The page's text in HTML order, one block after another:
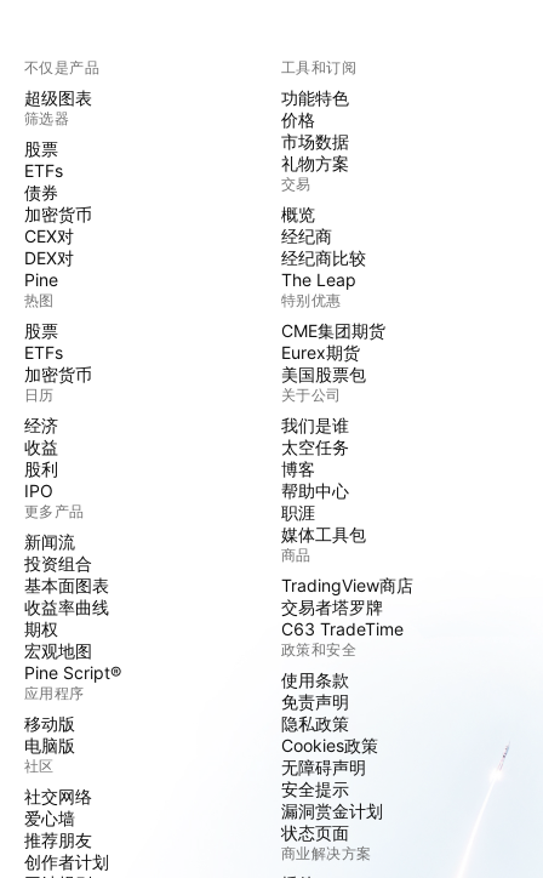
不仅是产品
超级图表
筛选器
股票
ETFs
债券
加密货币
CEX对
DEX对
Pine
热图
股票
ETFs
加密货币
日历
经济
收益
股利
IPO
更多产品
新闻流
投资组合
基本面图表
收益率曲线
期权
宏观地图
Pine Script®
应用程序
移动版
电脑版
社区
社交网络
爱心墙
推荐朋友
创作者计划
工具和订阅
功能特色
价格
市场数据
礼物方案
交易
概览
经纪商
经纪商比较
The Leap
特别优惠
CME集团期货
Eurex期货
美国股票包
关于公司
我们是谁
太空任务
博客
帮助中心
职涯
媒体工具包
商品
TradingView商店
交易者塔罗牌
C63 TradeTime
政策和安全
使用条款
免责声明
隐私政策
Cookies政策
无障碍声明
安全提示
漏洞赏金计划
状态页面
商业解决方案